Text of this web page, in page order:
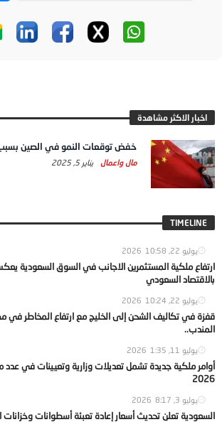
اخبار الاكثر مشاهدة
خفض توقعات النمو في الصين
مال واعمال يناير 5, 2025
TIMELINE
يوليو 22, 2026 10:58
ارتفاع ملكية المستثمرين الاجانب في السوق السعودية
بالاقتصاد السعودي
يوليو 22, 2026 10:24
قفزة في تكاليف الشحن إلى الخليج مع ارتفاع المخاطر في
المندب..
يوليو 11, 2026 1:35
أوامر ملكية جديدة تشمل تعديلات وزارية وتعيينات في عدد
2026
يوليو 3, 2026 8:17
السعودية تعلن تحديث أسعار إعادة تعبئة أسطوانات